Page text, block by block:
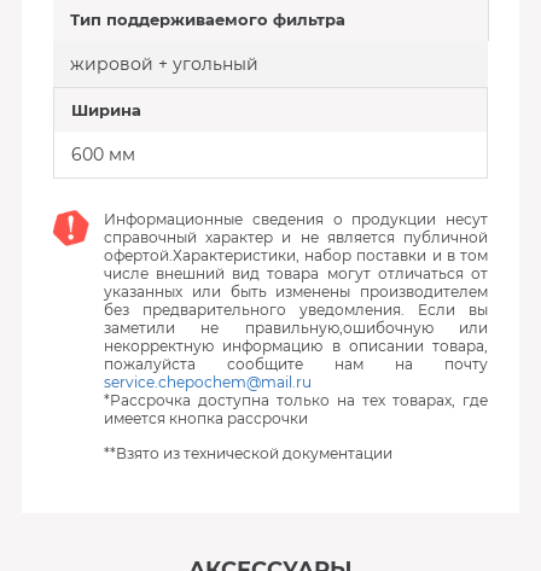
Тип поддерживаемого фильтра
жировой + угольный
Ширина
600 мм
Информационные сведения о продукции несут
справочный характер и не является публичной
офертой.Характеристики, набор поставки и в том
числе внешний вид товара могут отличаться от
указанных или быть изменены производителем
без предварительного уведомления. Если вы
заметили не правильную,ошибочную или
некорректную информацию в описании товара,
пожалуйста сообщите нам на почту
service.chepochem@mail.ru
*Рассрочка доступна только на тех товарах, где
имеется кнопка рассрочки
**Взято из технической документации